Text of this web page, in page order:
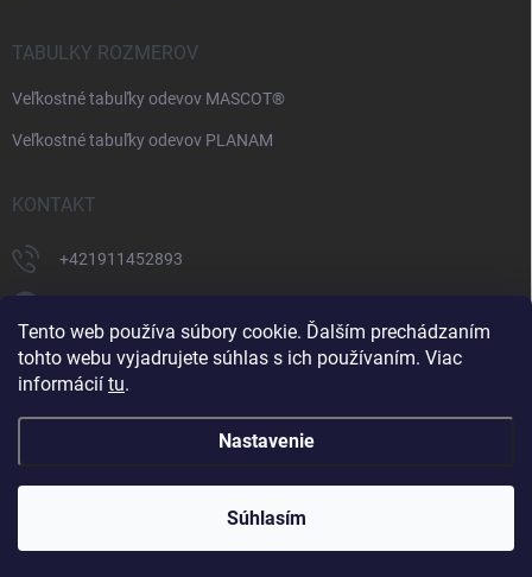
Tento web používa súbory cookie. Ďalším prechádzaním
tohto webu vyjadrujete súhlas s ich používaním. Viac
informácií tu.
Nastavenie
Súhlasím
TABULKY ROZMEROV
Veľkostné tabuľky odevov MASCOT®
Veľkostné tabuľky odevov PLANAM
KONTAKT
+421911452893
supermonterky/
Copyright 2026Supermonterky.sk. Všetky práva vyhradené.Upraviť
nastavenie cookies